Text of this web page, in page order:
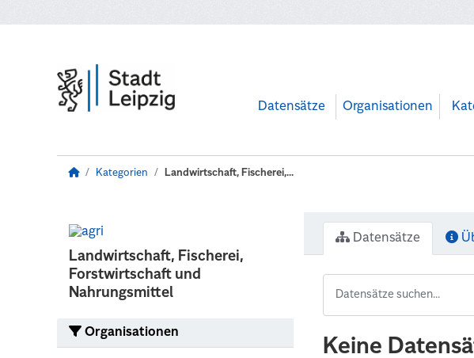
Datensätze Organisationen
Kategorien Landwirtschaft, Fischerei,...
Landwirtschaft, Fischerei,
Forstwirtschaft und
Nahrungsmittel
Organisationen
Datensätze
Keine